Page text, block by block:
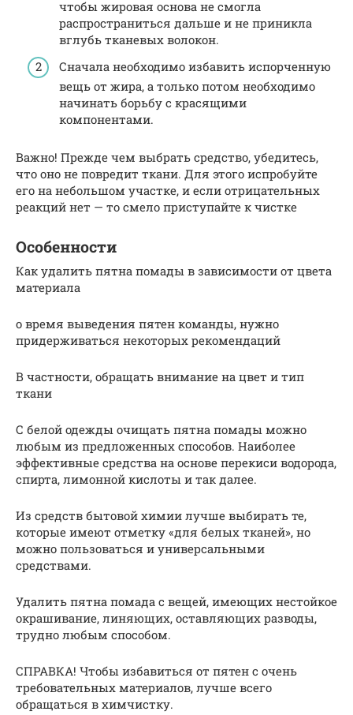
чтобы жировая основа не смогла
распространиться дальше и не приникла
вглубь тканевых волокон.
Сначала необходимо избавить испорченную
вещь от жира, а только потом необходимо
начинать борьбу с красящими
компонентами.
Важно! Прежде чем выбрать средство, убедитесь,
что оно не повредит ткани. Для этого испробуйте
его на небольшом участке, и если отрицательных
реакций нет — то смело приступайте к чистке
Особенности
Как удалить пятна помады в зависимости от цвета
материала
о время выведения пятен команды, нужно
придерживаться некоторых рекомендаций
В частности, обращать внимание на цвет и тип
ткани
С белой одежды очищать пятна помады можно
любым из предложенных способов. Наиболее
эффективные средства на основе перекиси водорода,
спирта, лимонной кислоты и так далее.
Из средств бытовой химии лучше выбирать те,
которые имеют отметку «для белых тканей», но
можно пользоваться и универсальными
средствами.
Удалить пятна помада с вещей, имеющих нестойкое
окрашивание, линяющих, оставляющих разводы,
трудно любым способом.
СПРАВКА! Чтобы избавиться от пятен с очень
требовательных материалов, лучше всего
обращаться в химчистку.